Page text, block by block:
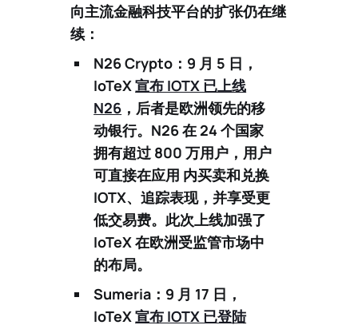
向主流金融科技平台的扩张仍在继
续：
N26 Crypto： 9 月 5 日，
IoTeX宣布 IOTX 已上线
N26 ，后者是欧洲领先的移
动银行。N26 在 24 个国家
拥有超过 800 万用户 ，用户
可直接在应用 内买卖和兑换
IOTX、追踪表现，并享受更
低交易费。此次上线加强了
IoTeX 在欧洲受监管市场中
的布局。
Sumeria： 9 月 17 日，
IoTeX宣布 IOTX 已登陆